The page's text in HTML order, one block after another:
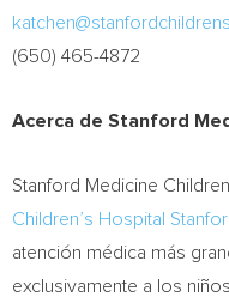
(650) 465-4872
Acerca de Stanford
Stanford Medicine
Children’s Hospital
atención médica más
exclusivamente a los